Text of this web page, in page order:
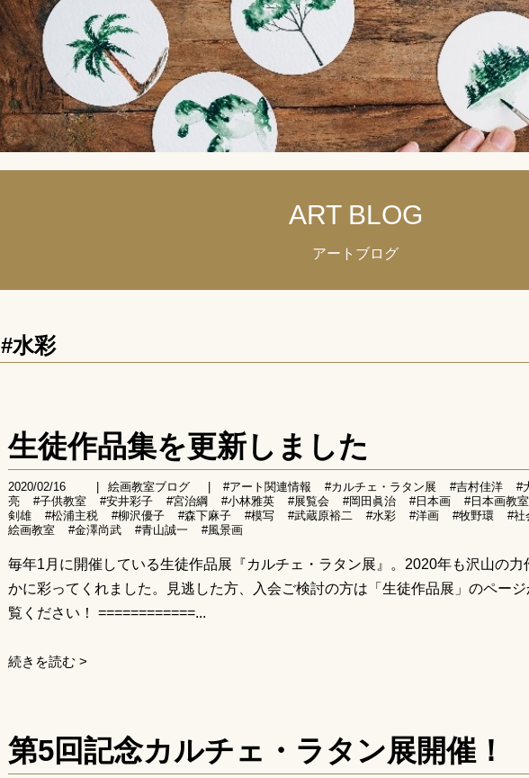
ART BLOG
アートブログ
#水彩
生徒作品集を更新しました
2020/02/16 絵画教室ブログ #アート関連情報 #カルチェ・ラタン展 #吉村佳洋 #
亮
#子供教室 #安井彩子 #宮治綱 #小林雅英 #展覧会 #岡田眞治 #日本画 #日本画教室
剣雄
#松浦主税 #柳沢優子 #森下麻子 #模写 #武蔵原裕二 #水彩 #洋画 #牧野環 #社
絵画教室
#金澤尚武 #青山誠一 #風景画
毎年1月に開催している生徒作品展『カルチェ・ラタン展』。2020年も沢山の力
かに彩ってくれました。見逃した方、入会ご検討の方は「生徒作品展」のペー
覧ください！ ============...
続きを読む >
第5回記念カルチェ・ラタン展開催！